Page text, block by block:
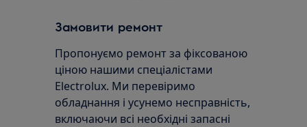
Замовити ремонт
Пропонуємо ремонт за фіксованою
ціною нашими спеціалістами
Electrolux. Ми перевіримо
обладнання і усунемо несправність,
включаючи всі необхідні запасні